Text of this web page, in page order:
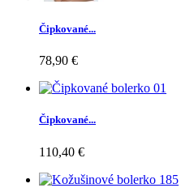
Čipkované...
78,90 €
Čipkované...
110,40 €